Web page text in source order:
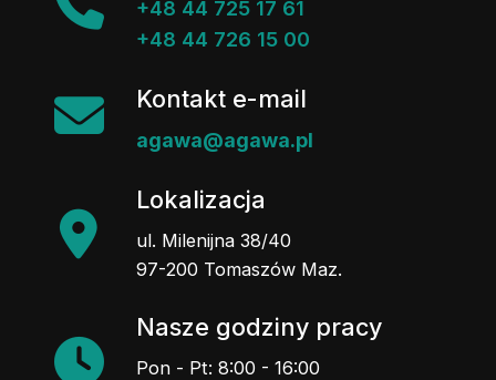
+48 44 725 17 61
+48 44 726 15 00
Kontakt e-mail
agawa@agawa.pl
Lokalizacja
ul. Milenijna 38/40
97-200 Tomaszów Maz.
Nasze godziny pracy
Pon - Pt: 8:00 - 16:00